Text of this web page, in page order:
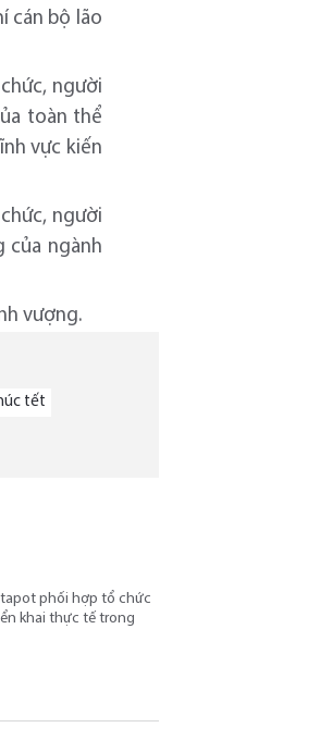
cán bộ lão
người
toàn thể
vực kiến
người
của ngành
vượng.
tết
phối hợp tổ chức
khai thực tế trong